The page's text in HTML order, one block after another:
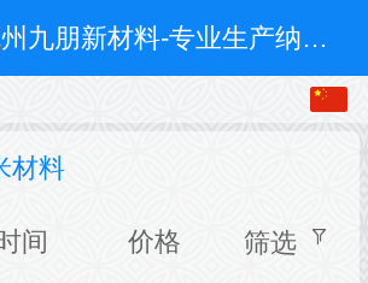
杭州九朋新材料-专业生产纳米氧化铝 纳米氧化钛 纳米氧化锆 纳米氧化锌 纳米氧化铈等
材料
间 价格 筛选